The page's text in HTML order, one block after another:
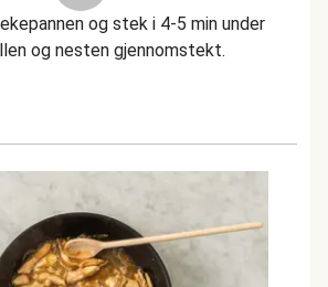
og stek i 4-5 min under
og nesten gjennomstekt.